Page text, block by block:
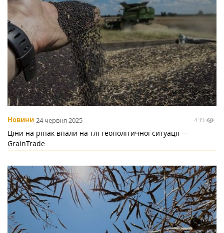
Новини 24 червня 2025 439
Ціни на ріпак впали на тлі геополітичної ситуації —
GrainTrade